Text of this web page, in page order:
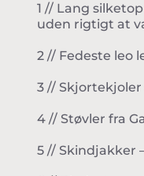
1 // Lang
uden rigtigt at
2 // Fedeste leo
3 //
4 // Støvler fra
5 // Skindjakker